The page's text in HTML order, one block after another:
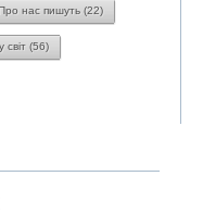
нас пишуть (22)
світ (56)